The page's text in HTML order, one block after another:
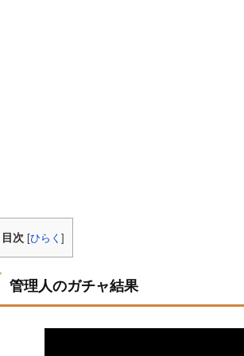
目次 [ひらく ]
管理人のガチャ結果